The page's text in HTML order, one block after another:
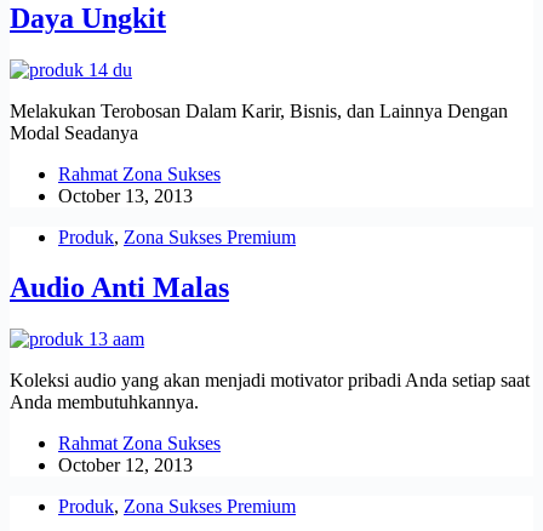
Daya Ungkit
Melakukan Terobosan Dalam Karir, Bisnis, dan Lainnya Dengan
Modal Seadanya
Rahmat Zona Sukses
October 13, 2013
Produk, Zona Sukses Premium
Audio Anti Malas
Koleksi audio yang akan menjadi motivator pribadi Anda setiap saat
Anda membutuhkannya.
Rahmat Zona Sukses
October 12, 2013
Produk, Zona Sukses Premium